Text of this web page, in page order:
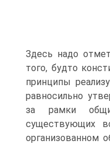
Здесь надо
того, будто
принципы
равносильно
за рамки
существующих
организованном